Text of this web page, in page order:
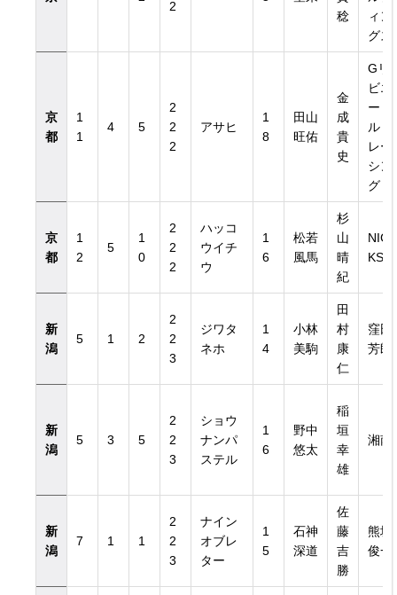
2
稔
ィン
グス
京
都
1
1
4 5
2
2
2
アサヒ
1
8
田山
旺佑
金
成
貴
史
Gリ
ビエ
ー
ル・
レー
シン
グ
京
都
1
2
5
1
0
2
2
2
ハッコ
ウイチ
ウ
1
6
松若
風馬
杉
山
晴
紀
NIC
KS
新
潟
5 1 2
2
2
3
ジワタ
ネホ
1
4
小林
美駒
田
村
康
仁
窪田
芳郎
新
潟
5 3 5
2
2
3
ショウ
ナンパ
ステル
1
6
野中
悠太
稲
垣
幸
雄
湘南
新
潟
7 1 1
2
2
3
ナイン
オブレ
ター
1
5
石神
深道
佐
藤
吉
勝
熊坂
俊一